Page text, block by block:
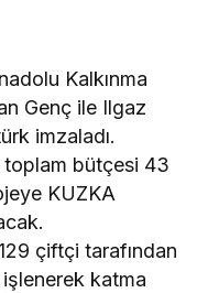
Kalkınma
Genç ile Ilgaz
imzaladı.
toplam bütçesi 43
KUZKA
çiftçi tarafından
işlenerek katma